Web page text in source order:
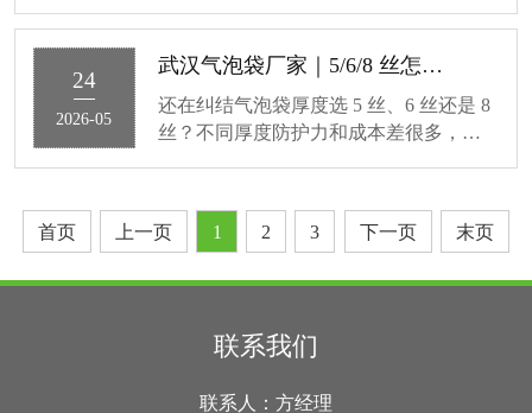
泡层，抗穿刺、拉伸强度大幅提升，表
重功能。武汉雨水充沛，快递长途运输
易淋雨，这款包装滴水不透，能
泡袋、普通快递袋的区别，看着长得相
似，实际材质、防护效果、颜值和适用
破损，要么过度包装浪费成本，今天一
次性讲透三者核心区别，新手也能一秒
选对首先先帮大家理清基础定位：武汉
款包装，也是目前本地电商、小件礼
品、美妆数码发货的主流选择；
24
2026-05
武汉气泡袋厂家｜5/6/8 丝怎么选？一篇讲透
还在纠结气泡袋厚度选 5 丝、6 丝还是 8
丝？不同厚度防护力和成本差很多，选
帮你理清 3 种常用厚度的用途差别，新
手也能快速选对先搞懂基础常识：1 丝 =
丝、6 丝、8 丝，下面逐个说清楚5 丝｜
首页 上一页 1 2 3 下一页 末页
联系我们
联系人：方经理